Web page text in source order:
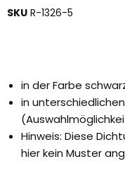
SKU R-1326-5
in der Farbe
in
Hinweis: Diese
hier kein Muster